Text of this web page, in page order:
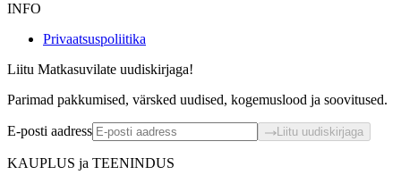
INFO
Privaatsuspoliitika
Liitu Matkasuvilate uudiskirjaga!
Parimad pakkumised, värsked uudised, kogemuslood ja soovitused.
E-posti aadress Liitu uudiskirjaga
KAUPLUS ja TEENINDUS